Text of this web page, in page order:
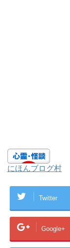
にほんブログ村
Twitter
Google+